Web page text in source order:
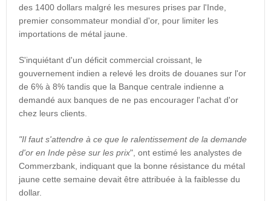
des 1400 dollars malgré les mesures prises par l'Inde,
premier consommateur mondial d'or, pour limiter les
importations de métal jaune.
S'inquiétant d'un déficit commercial croissant, le
gouvernement indien a relevé les droits de douanes sur l'or
de 6% à 8% tandis que la Banque centrale indienne a
demandé aux banques de ne pas encourager l'achat d'or
chez leurs clients.
"Il faut s'attendre à ce que le ralentissement de la demande
d'or en Inde pèse sur les prix", ont estimé les analystes de
Commerzbank, indiquant que la bonne résistance du métal
jaune cette semaine devait être attribuée à la faiblesse du
dollar.